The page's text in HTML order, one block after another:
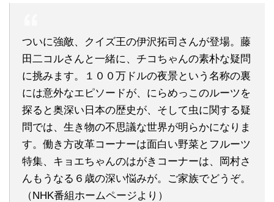
ついに強敵、クイズ王の伊沢拓司さんが登場。藤
田二コルさんと一緒に、チコちゃんの素朴な疑問
に挑みます。１００万ドルの夜景という名称の裏
には意外なエピソードが、にらめっこのルーツを
探ると奥深い日本の歴史が、そして虫に関する疑
問では、生き物の不思議な世界が明らかになりま
す。働き方改革コーナーは面白い野菜とフルーツ
特集、キョエちゃんのはがきコーナーは、岡村さ
んもうなる６歳の深い悩みが。ご家族でどうぞ。
（NHK番組ホームページより）